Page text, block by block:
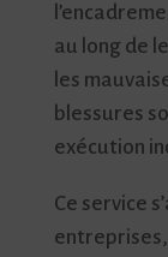
au long de
les
blessures
exécution
Ce service